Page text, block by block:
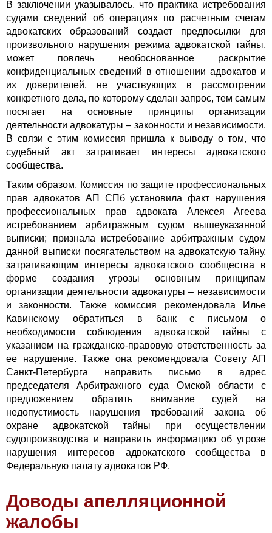
В заключении указывалось, что практика истребования
судами сведений об операциях по расчетным счетам
адвокатских образований создает предпосылки для
произвольного нарушения режима адвокатской тайны,
может повлечь необоснованное раскрытие
конфиденциальных сведений в отношении адвокатов и
их доверителей, не участвующих в рассмотрении
конкретного дела, по которому сделан запрос, тем самым
посягает на основные принципы организации
деятельности адвокатуры – законности и независимости.
В связи с этим комиссия пришла к выводу о том, что
судебный акт затрагивает интересы адвокатского
сообщества.
Таким образом, Комиссия по защите профессиональных
прав адвокатов АП СПб установила факт нарушения
профессиональных прав адвоката Алексея Агеева
истребованием арбитражным судом вышеуказанной
выписки; признала истребование арбитражным судом
данной выписки посягательством на адвокатскую тайну,
затрагивающим интересы адвокатского сообщества в
форме создания угрозы основным принципам
организации деятельности адвокатуры – независимости
и законности. Также комиссия рекомендовала Илье
Кавинскому обратиться в банк с письмом о
необходимости соблюдения адвокатской тайны с
указанием на гражданско-правовую ответственность за
ее нарушение. Также она рекомендовала Совету АП
Санкт-Петербурга направить письмо в адрес
председателя Арбитражного суда Омской области с
предложением обратить внимание судей на
недопустимость нарушения требований закона об
охране адвокатской тайны при осуществлении
судопроизводства и направить информацию об угрозе
нарушения интересов адвокатского сообщества в
Федеральную палату адвокатов РФ.
Доводы апелляционной
жалобы